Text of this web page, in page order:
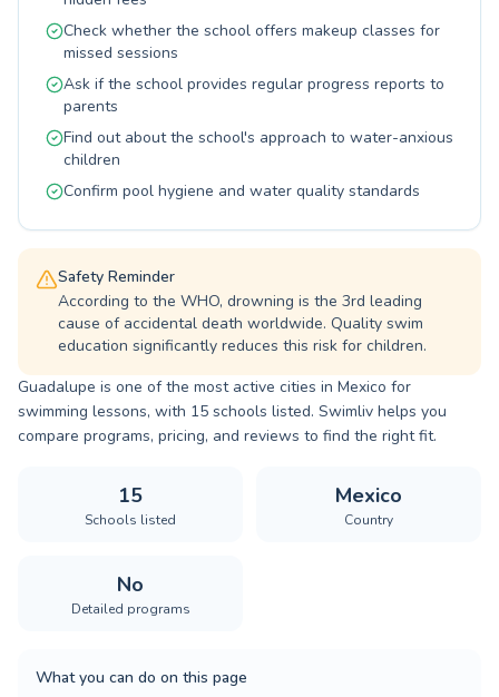
crecimiento como nadador en un entorno
amigable y profesional. ¡Te esperamos para
juntos alcanzar tus metas en Guadalupe!
Check whether the school offers makeup classes for
missed sessions
Ask if the school provides regular progress reports to
parents
Find out about the school's approach to water-anxious
children
Confirm pool hygiene and water quality standards
Safety Reminder
According to the WHO, drowning is the 3rd leading
cause of accidental death worldwide. Quality swim
education significantly reduces this risk for children.
Guadalupe is one of the most active cities in Mexico for
swimming lessons, with 15 schools listed. Swimliv helps you
compare programs, pricing, and reviews to find the right fit.
15
Schools listed
Mexico
Country
No
Detailed programs
What you can do on this page